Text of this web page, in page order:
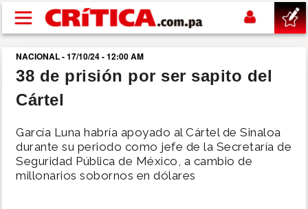
Pasar al contenido principal
buscar
SUCESOS
NACIONAL
POLÍTICA
NACIONAL - 17/10/24 - 12:00 AM
38 de prisión por ser sapito del
Cártel
García Luna habría apoyado al Cártel de Sinaloa
durante su periodo como jefe de la Secretaría de
Seguridad Pública de México, a cambio de
millonarios sobornos en dólares